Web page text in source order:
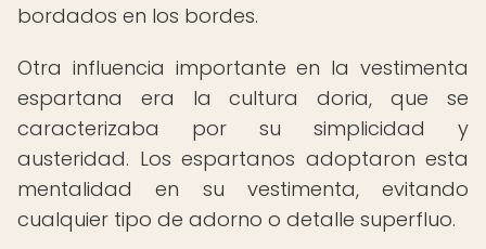
bordados en los bordes.
Otra influencia importante en la vestimenta
espartana era la cultura doria, que se
caracterizaba por su simplicidad y
austeridad. Los espartanos adoptaron esta
mentalidad en su vestimenta, evitando
cualquier tipo de adorno o detalle superfluo.